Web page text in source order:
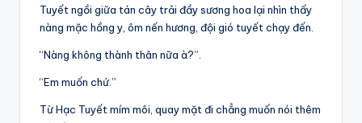
Tuyết ngồi giữa tán cây trải đầy sương hoa lại nhìn thấy
nàng mặc hồng y, ôm nến hương, đội gió tuyết chạy đến.
“Nàng không thành thân nữa à?”.
“Em muốn chứ.”
Từ Hạc Tuyết mím môi, quay mặt đi chẳng muốn nói thêm